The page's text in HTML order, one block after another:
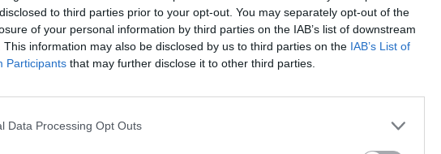
to third parties prior to your opt-out. You may separately opt-out of the
of your personal information by third parties on the IAB’s list of downstream
This information may also be disclosed by us to third parties on the IAB’s List of
Participants that may further disclose it to other third parties.
Data Processing Opt Outs
della crisi umanitaria, abbiamo deciso di
di euro che si aggiungono ai 10 milioni stanziati a
Queste risorse andranno a coprire le esigenze
Gaza. Vigileremo affinchè giungano ai civili e non